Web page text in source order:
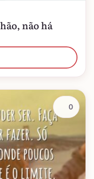
não há
0